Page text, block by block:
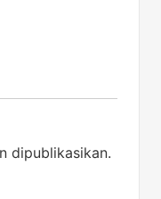
dipublikasikan.